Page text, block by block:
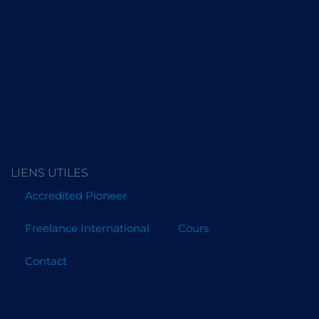
LIENS UTILES
Accredited Pioneer
Freelance International Cours
Contact